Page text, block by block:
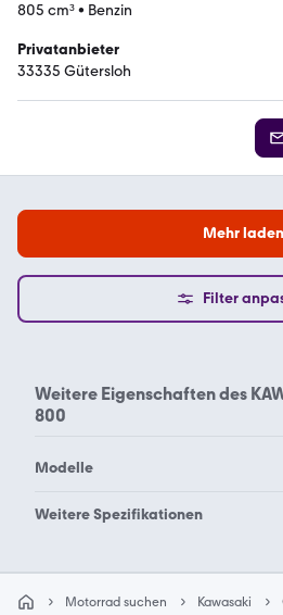
805 cm³• Benzin
Privatanbieter
33335 Gütersloh
Mehr laden
Filter
Weitere Eigenschaften des
800
Modelle
Kawasaki Brute Force 750
Kawasaki Eliminator
Weitere Spezifikationen
Motorrad suchen Kawasaki